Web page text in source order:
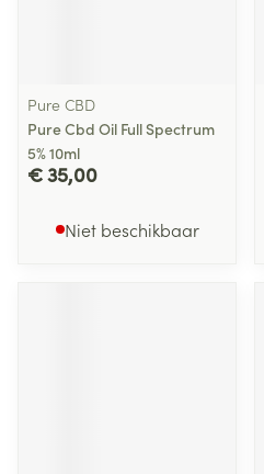
Pure CBD
Pure Cbd Oil Full Spectrum
5% 10ml
€ 35,00
Niet beschikbaar